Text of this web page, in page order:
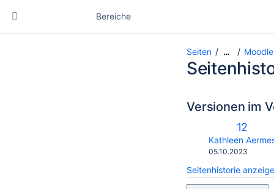
Bereiche
Seiten …
Versionen im
Alte
Version
12
Kathleen
Gespeichert
05.10.2023
Seitenhistorie